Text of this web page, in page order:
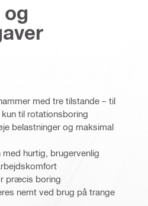
med tre tilstande – til
til rotationsboring
belastninger og maksimal
hurtig, brugervenlig
præcis boring
nemt ved brug på trange